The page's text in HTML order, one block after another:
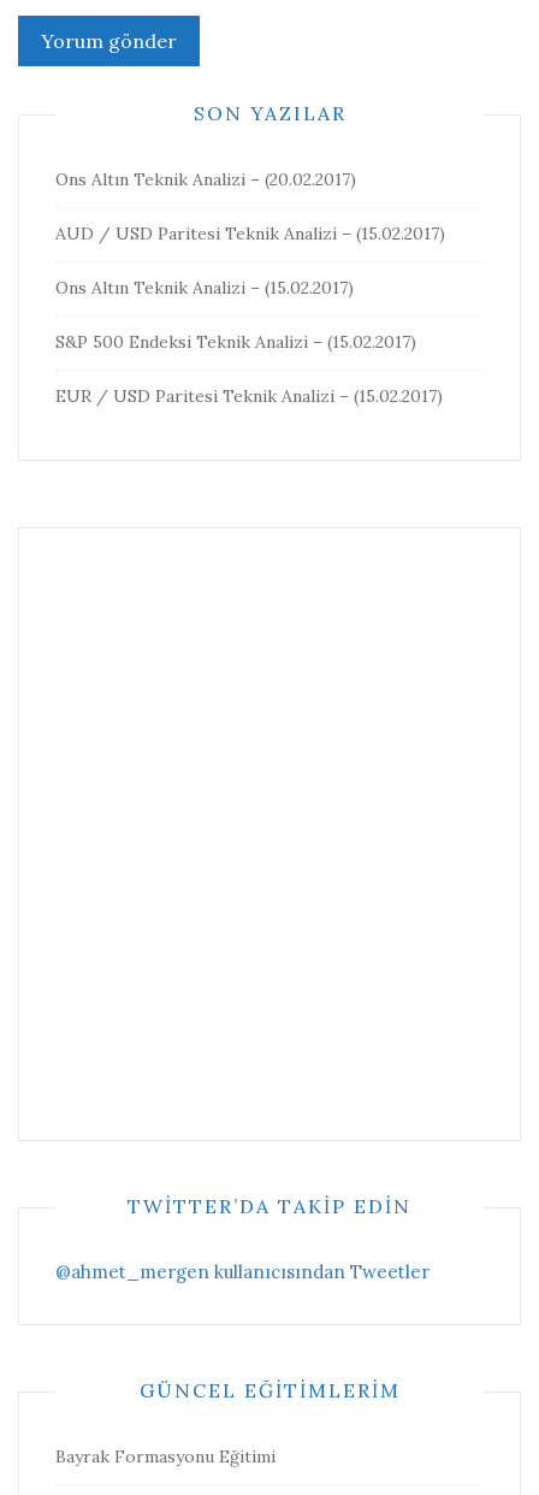
SON YAZILAR
Ons Altın Teknik Analizi – (20.02.2017)
AUD / USD Paritesi Teknik Analizi – (15.02.2017)
Ons Altın Teknik Analizi – (15.02.2017)
S&P 500 Endeksi Teknik Analizi – (15.02.2017)
EUR / USD Paritesi Teknik Analizi – (15.02.2017)
TWITTER’DA TAKIP EDIN
@ahmet_mergen kullanıcısından Tweetler
GÜNCEL EĞITIMLERIM
Bayrak Formasyonu Eğitimi